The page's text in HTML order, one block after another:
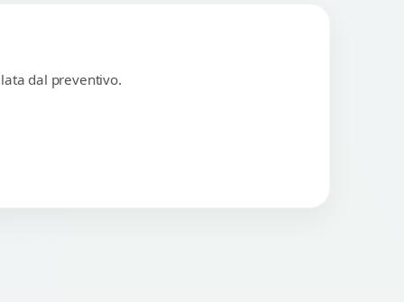
dal preventivo.